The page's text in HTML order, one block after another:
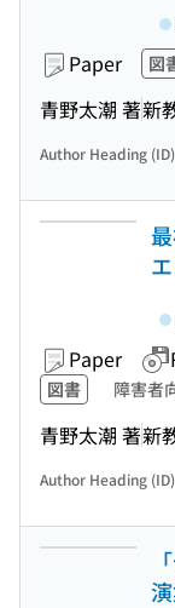
Paper 図
青野太潮 著新
Author Heading (ID)
Paper
図書 障害者
青野太潮 著新
Author Heading (ID)